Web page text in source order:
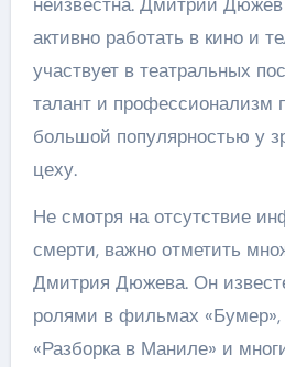
активно работать в кино и
участвует в театральных
талант и профессионализм
большой популярностью у
цеху.
Не смотря на отсутствие
смерти, важно отметить
Дмитрия Дюжева. Он
ролями в фильмах «Бумер»,
«Разборка в Маниле» и